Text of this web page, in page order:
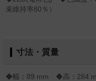
束維持率80％）
寸法・質量
◆幅：89 mm ◆高：284